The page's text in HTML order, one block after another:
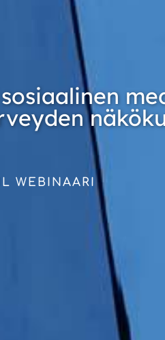
WEBINAARI